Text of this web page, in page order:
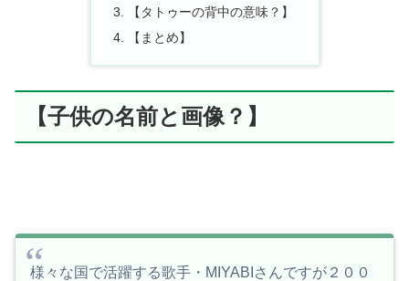
【タトゥーの背中の意味？】
【まとめ】
【子供の名前と画像？】
様々な国で活躍する歌手・MIYABIさんですが２００